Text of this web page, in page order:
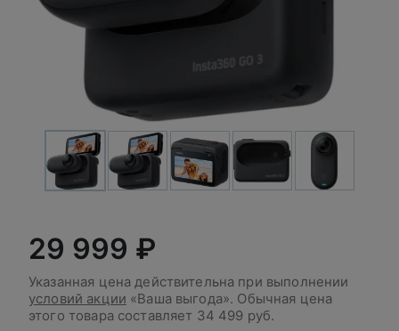
29 999 ₽
Указанная цена действительна при выполнении
условий акции «Ваша выгода». Обычная цена
этого товара составляет 34 499 руб.